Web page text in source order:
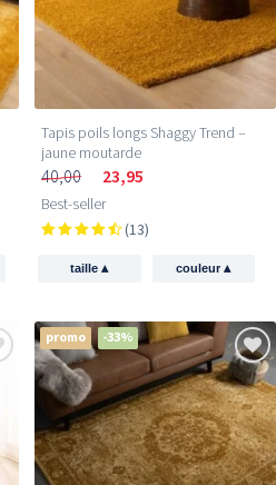
Tapis poils longs Shaggy Trend –
jaune moutarde
40,00 23,95
Best-seller
(13)
taille▴ couleur▴
promo -33%